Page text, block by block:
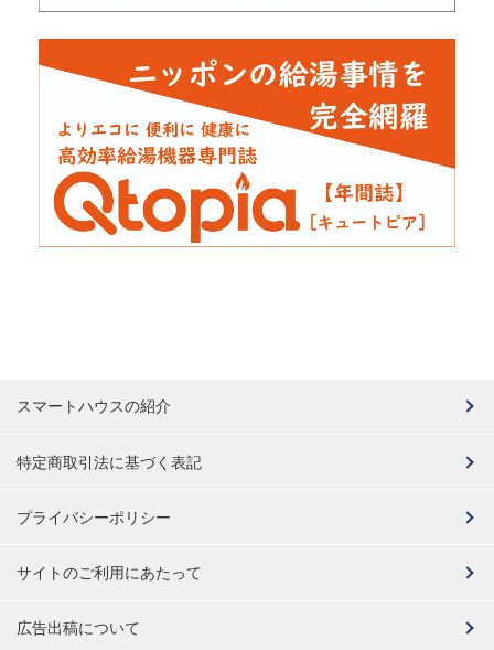
スマートハウスの紹介
特定商取引法に基づく表記
プライバシーポリシー
サイトのご利用にあたって
広告出稿について